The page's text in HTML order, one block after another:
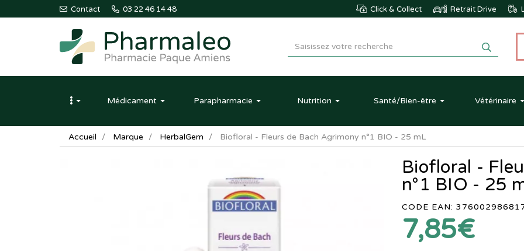
Contact 03 22 46 14 48 Click & Collect Retrait Drive
Pharmaleo
Pharmacie
Paque
Amiens
Médicament Parapharmacie Nutrition Santé/Bien-être Vétérinaire
Accueil Marque HerbalGem Biofloral - Fleurs de Bach Agrimony n°1 BIO - 25 mL
Biofloral -
n°1 BIO - 25
CODE EAN:
7,85€